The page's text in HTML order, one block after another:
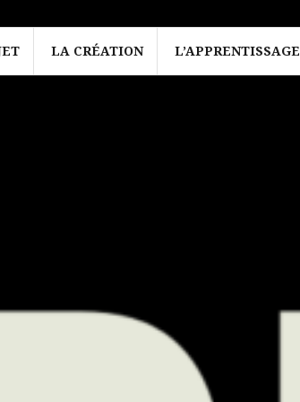
LA CRÉATION L’APPRENTISSAGE